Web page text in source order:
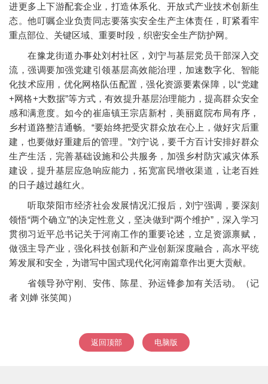
进更多上下游配套企业，打造体系化、开放式产业技术创新生
态。他叮嘱企业负责同志要落实安全生产主体责任，盯紧看牢
重点部位、关键区域、重要时段，织密安全生产防护网。
在豫龙街道办事处刘村社区，刘宁与基层党员干部深入交
流，强调要加强党建引领基层高效能治理，加速数字化、智能
化技术应用，优化网格队伍配置，强化资源要素保障，以“党建
+网格+大数据”等方式，有效提升基层治理能力，提高群众安全
感和满意度。如今的崔庙镇王宗店新村，美丽庭院布局有序，
乡村道路整洁通畅。“要始终把受灾群众放在心上，做好灾后重
建，也要做好重建后的管理。”刘宁说，要千方百计安排好群众
生产生活，完善基础设施和公共服务，加强乡村防灾减灾体系
建设，提升基层应急响应能力，拓宽富民增收渠道，让老百姓
的日子越过越红火。
听取荥阳市经济社会发展情况汇报后，刘宁强调，要深刻
领悟“两个确立”的决定性意义，坚决做到“两个维护”，深入学习
贯彻习近平总书记关于河南工作的重要论述，立足资源禀赋，
做强主导产业，强化科技创新和产业创新深度融合，高水平统
筹发展和安全，为谱写中国式现代化河南篇章作出更大贡献。
省领导孙守刚、安伟、陈星、孙运锋参加有关活动。（记
者 刘婵 张笑闻）
返回顶部 电脑版